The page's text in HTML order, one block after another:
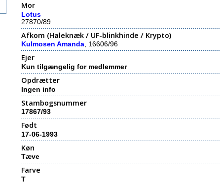
Mor
Lotus
27870/89
Afkom (Haleknæk / UF-blinkhinde / Krypto)
Kulmosen Amanda, 16606/96
Ejer
Kun tilgængelig for medlemmer
Opdrætter
Ingen info
Stambogsnummer
17867/93
Født
17-06-1993
Køn
Tæve
Farve
T